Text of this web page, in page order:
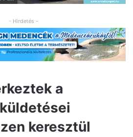
- Hirdetés -
a
keresztül